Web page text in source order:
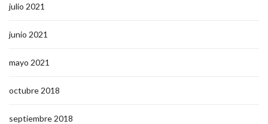
julio 2021
junio 2021
mayo 2021
octubre 2018
septiembre 2018